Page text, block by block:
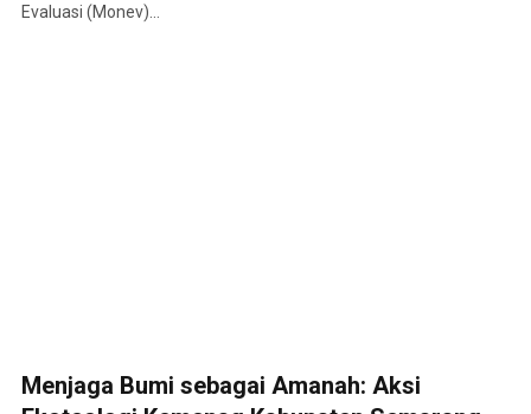
Evaluasi (Monev)…
Menjaga Bumi sebagai Amanah: Aksi